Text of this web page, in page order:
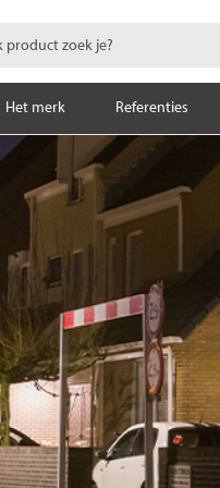
Het merk Referenties